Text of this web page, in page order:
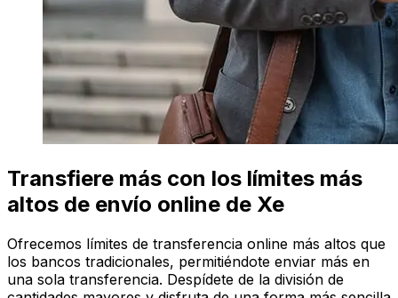
Transfiere más con los límites más
altos de envío online de Xe
Ofrecemos límites de transferencia online más altos que
los bancos tradicionales, permitiéndote enviar más en
una sola transferencia. Despídete de la división de